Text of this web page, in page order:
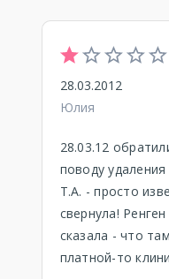
28.03.2012
Юлия
28.03.12
поводу
Т.А. - просто
свернула!
сказала - что
платной-то